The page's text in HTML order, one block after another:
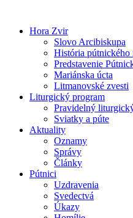
obsah
Hora Zvir
Slovo Arcibiskupa
História pútnického
Predstavenie
Mariánska úcta
Litmanovské zvesti
Liturgický program
Pravidelný
Sviatky a púte
Aktuality
Oznamy
Správy
Články
Pútnici
Uzdravenia
Svedectvá
Úkazy